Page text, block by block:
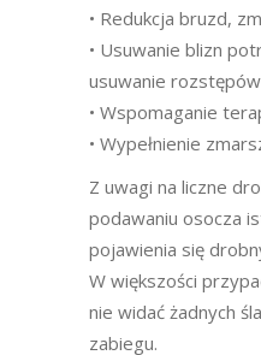
• Redukcja bruzd,
• Usuwanie blizn
usuwanie rozstępów
• Wspomaganie
• Wypełnienie
Z uwagi na liczne
podawaniu osocza
pojawienia się
W większości
nie widać żadnych
zabiegu.